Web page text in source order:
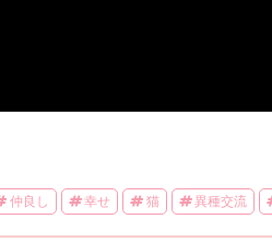
仲良し 幸せ 猫 異種交流